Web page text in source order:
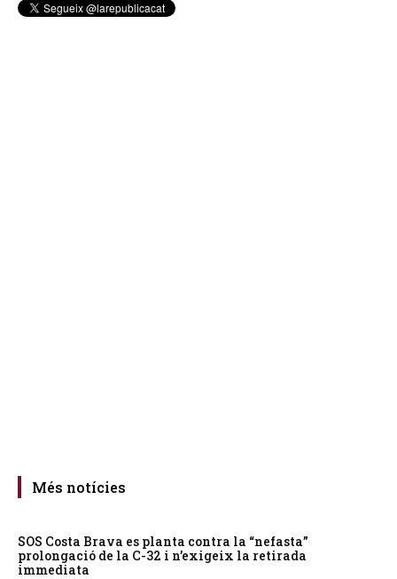
Més notícies
SOS Costa Brava es planta contra la “nefasta”
prolongació de la C-32 i n’exigeix la retirada
immediata